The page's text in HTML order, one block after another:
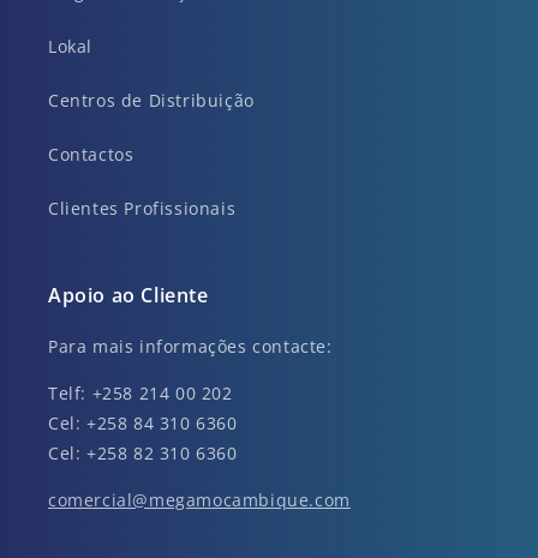
Lokal
Centros de Distribuição
Contactos
Clientes Profissionais
Apoio ao Cliente
Para mais informações contacte:
Telf: +258 214 00 202
Cel: +258 84 310 6360
Cel: +258 82 310 6360
comercial@megamocambique.com